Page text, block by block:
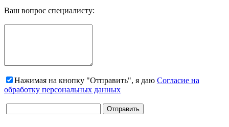
Ваш вопрос специалисту:
Нажимая на кнопку "Отправить", я даю Согласие на
обработку персональных данных